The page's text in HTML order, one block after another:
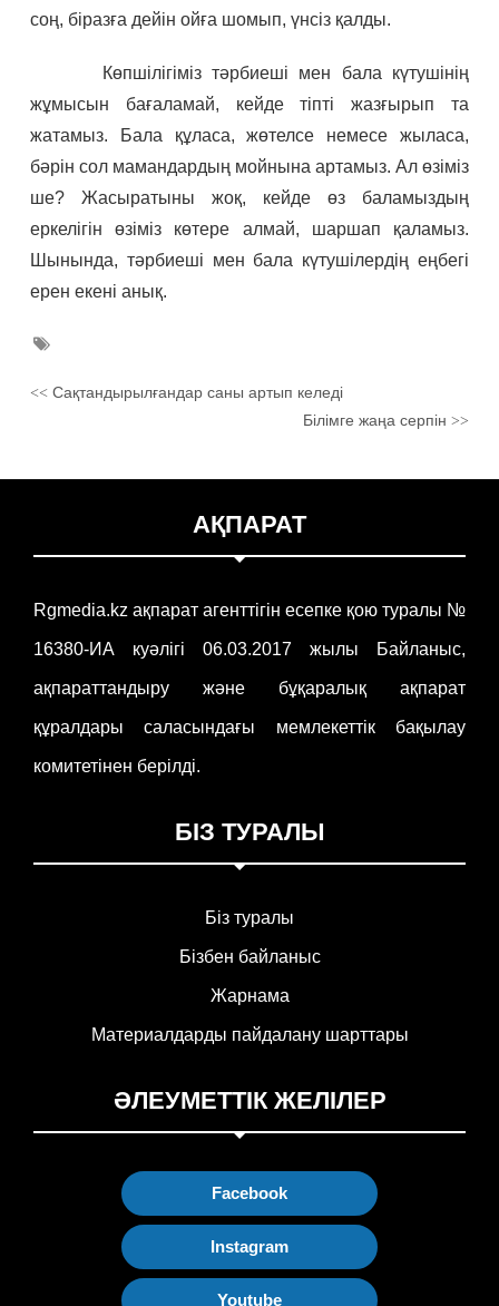
соң, біразға дейін ойға шомып, үнсіз қалды.
Көпшілігіміз тәрбиеші мен бала күтушінің
жұмысын бағаламай, кейде тіпті жазғырып та
жатамыз. Бала құласа, жөтелсе немесе жыласа,
бәрін сол мамандардың мойнына артамыз. Ал өзіміз
ше? Жасыратыны жоқ, кейде өз баламыздың
еркелігін өзіміз көтере алмай, шаршап қаламыз.
Шынында, тәрбиеші мен бала күтушілердің еңбегі
ерен екені анық.
<<Сақтандырылғандар саны артып келеді
Білімге жаңа серпін>>
АҚПАРАТ
Rgmedia.kz ақпарат агенттігін есепке қою туралы №
16380-ИА куәлігі 06.03.2017 жылы Байланыс,
ақпараттандыру және бұқаралық ақпарат
құралдары саласындағы мемлекеттік бақылау
комитетінен берілді.
БІЗ ТУРАЛЫ
Біз туралы
Бізбен байланыс
Жарнама
Материалдарды пайдалану шарттары
ӘЛЕУМЕТТІК ЖЕЛІЛЕР
Facebook
Instagram
Youtube